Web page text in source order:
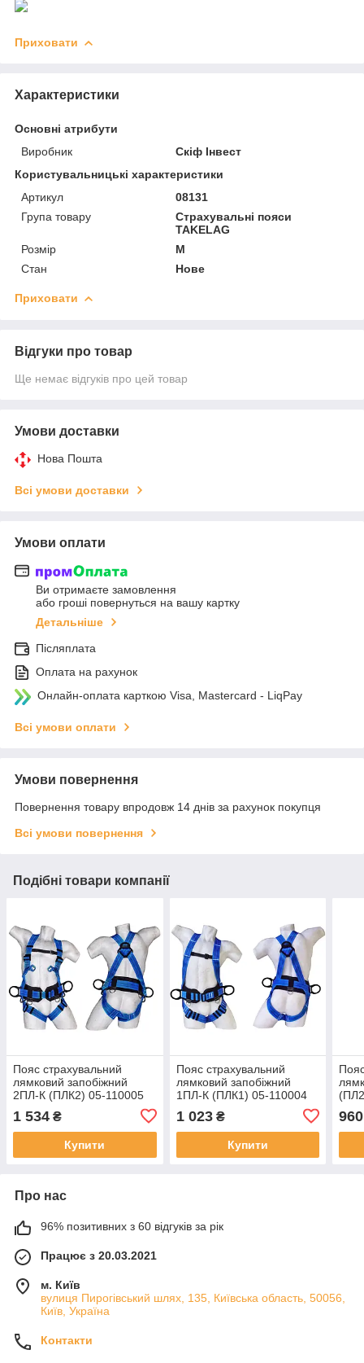
Приховати
Характеристики
Основні атрибути
Виробник
Скіф Інвест
Користувальницькі характеристики
Артикул
08131
Група товару
Страхувальні пояси
TAKELAG
Розмір
M
Стан
Нове
Приховати
Відгуки про товар
Ще немає відгуків про цей товар
Умови доставки
Нова Пошта
Всі умови доставки
Умови оплати
Ви отримаєте замовлення
або гроші повернуться на вашу картку
Детальніше
Післяплата
Оплата на рахунок
Онлайн-оплата карткою Visa, Mastercard - LiqPay
Всі умови оплати
Умови повернення
Повернення товару впродовж 14 днів за рахунок покупця
Всі умови повернення
Подібні товари компанії
Пояс страхувальний
лямковий запобіжний
2ПЛ-К (ПЛК2) 05-110005
1 534 ₴
Купити
Пояс страхувальний
лямковий запобіжний
1ПЛ-К (ПЛК1) 05-110004
1 023₴
Купити
960
Про нас
96% позитивних з 60 відгуків за рік
Працює з 20.03.2021
м. Київ
вулиця Пирогівський шлях, 135, Київська область, 50056,
Київ, Україна
Контакти